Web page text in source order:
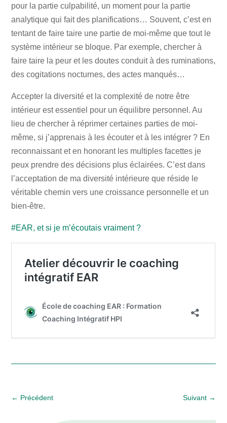
pour la partie culpabilité, un moment pour la partie
analytique qui fait des planifications… Souvent, c’est en
tentant de faire taire une partie de moi-même que tout le
système intérieur se bloque. Par exemple, chercher à
faire taire la peur et les doutes conduit à des ruminations,
des cogitations nocturnes, des actes manqués…
Accepter la diversité et la complexité de notre être
intérieur est essentiel pour un équilibre personnel. Au
lieu de chercher à réprimer certaines parties de moi-
même, si j’apprenais à les écouter et à les intégrer ? En
reconnaissant et en honorant les multiples facettes je
peux prendre des décisions plus éclairées. C’est dans
l’acceptation de ma diversité intérieure que réside le
véritable chemin vers une croissance personnelle et un
bien-être.
#EAR, et si je m’écoutais vraiment ?
← Précédent Suivant→